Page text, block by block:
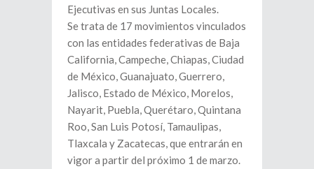
Ejecutivas en sus Juntas Locales.
Se trata de 17 movimientos vinculados
con las entidades federativas de Baja
California, Campeche, Chiapas, Ciudad
de México, Guanajuato, Guerrero,
Jalisco, Estado de México, Morelos,
Nayarit, Puebla, Querétaro, Quintana
Roo, San Luis Potosí, Tamaulipas,
Tlaxcala y Zacatecas, que entrarán en
vigor a partir del próximo 1 de marzo.